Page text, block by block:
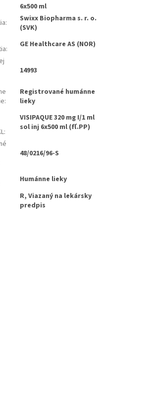
6x500 ml
:
Swixx Biopharma s. r. o.
(SVK)
:
GE Healthcare AS (NOR)
14993
:
Registrované humánne
lieky
:
VISIPAQUE 320 mg I/1 ml
sol inj 6x500 ml (fľ.PP)
48/0216/96-S
Humánne lieky
R, Viazaný na lekársky
predpis